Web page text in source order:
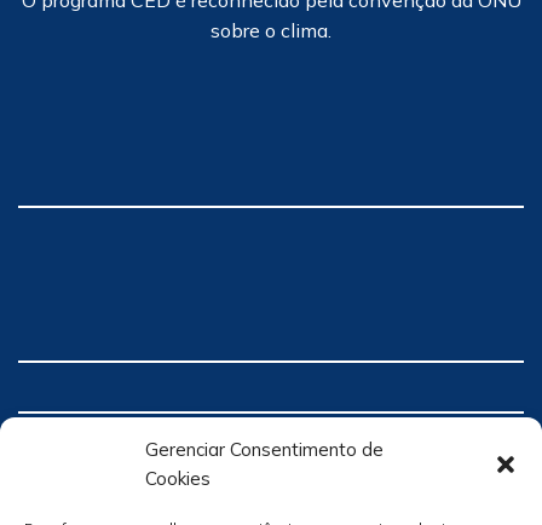
Gerenciar Consentimento de
Cookies
sobre o clima.